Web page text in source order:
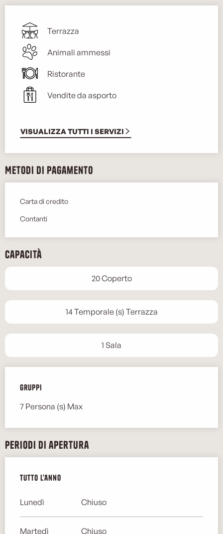
Terrazza
Animali ammessi
Ristorante
Vendite da asporto
VISUALIZZA TUTTI I SERVIZI
Metodi di pagamento
Carta di credito
Contanti
Capacità
20 Coperto
14 Temporale (s) Terrazza
1 Sala
Gruppi
Gruppi
7 Persona (s) Max
Periodi di apertura
Tutto l'anno
Tutto l'anno
Lunedì Chiuso
Martedì Chiuso